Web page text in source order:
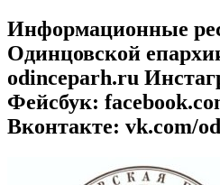
Информационные
Одинцовской
odinceparh.ru
Фейсбук:
Вконтакте: vk.com/